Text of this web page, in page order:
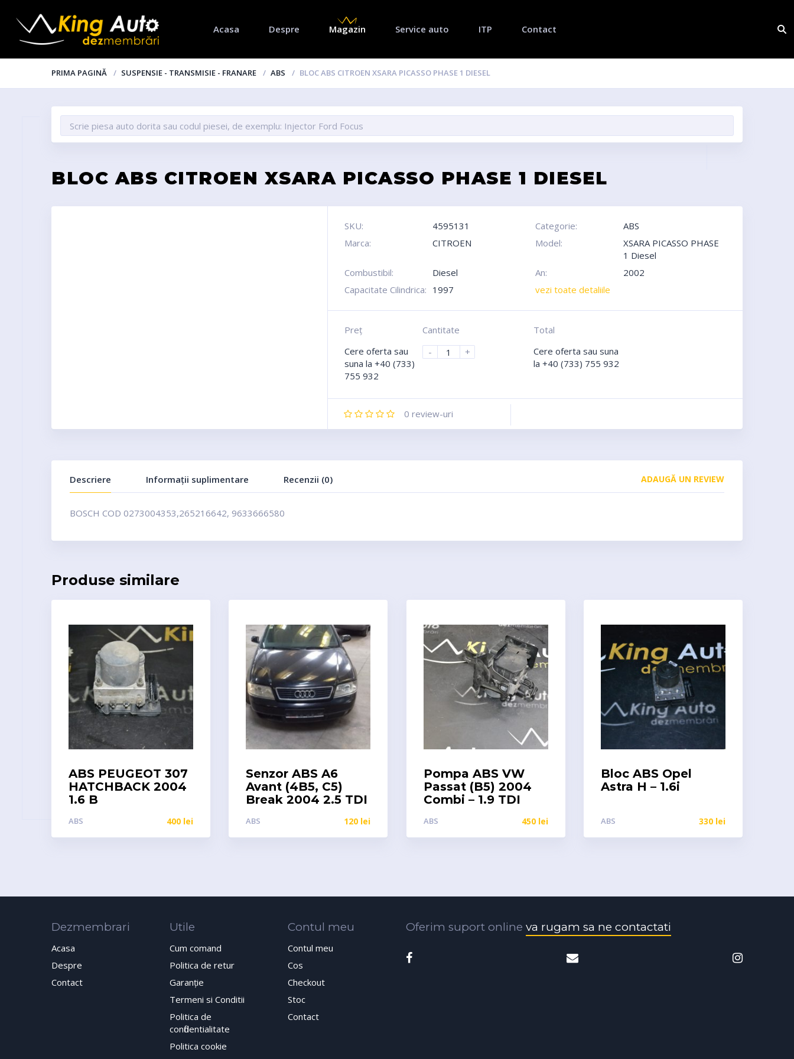
Acasa Despre Magazin Service auto ITP Contact
PRIMA PAGINĂ SUSPENSIE - TRANSMISIE - FRANARE ABS BLOC ABS CITROEN XSARA PICASSO PHASE 1 DIESEL
BLOC ABS CITROEN XSARA PICASSO PHASE 1 DIESEL
SKU: 4595131 Categorie:
ABS
Marca:
CITROEN Model:
XSARA PICASSO PHASE
1 Diesel
Combustibil:
Diesel An:
2002
Capacitate Cilindrica: 1997 vezi toate detaliile
Preţ
Cere oferta sau
suna la +40 (733)
755 932
Cantitate
-
+
Total
Cere oferta sau suna
la +40 (733) 755 932
0 review-uri
Descriere Informații suplimentare Recenzii (0) ADAUGĂ UN REVIEW
BOSCH COD 0273004353,265216642, 9633666580
Produse similare
ABS PEUGEOT 307
HATCHBACK 2004
1.6 B
ABS 400 lei
Senzor ABS A6
Avant (4B5, C5)
Break 2004 2.5 TDI
ABS 120 lei
Pompa ABS VW
Passat (B5) 2004
Combi – 1.9 TDI
ABS 450 lei
Bloc ABS Opel
Astra H – 1.6i
ABS 330 lei
Dezmembrari
Acasa
Despre
Contact
Utile
Cum comand
Politica de retur
Garanţie
Termeni si Conditii
Politica de
confidentialitate
Politica cookie
Contul meu
Contul meu
Cos
Checkout
Stoc
Contact
Oferim suport online va rugam sa ne contactati